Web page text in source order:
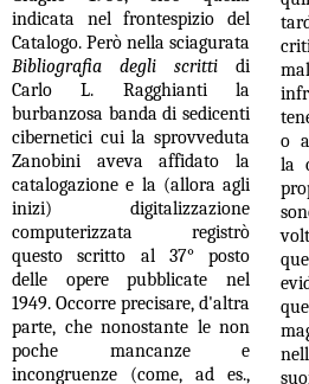
indicata nel frontespizio del
Catalogo. Però nella sciagurata
Bibliografia degli scritti di
Carlo L. Ragghianti la
burbanzosa banda di sedicenti
cibernetici cui la sprovveduta
Zanobini aveva affidato la
catalogazione e la (allora agli
inizi) digitalizzazione
computerizzata registrò
questo scritto al 37° posto
delle opere pubblicate nel
1949. Occorre precisare, d'altra
parte, che nonostante le non
poche mancanze e
incongruenze (come, ad es.,
o
la